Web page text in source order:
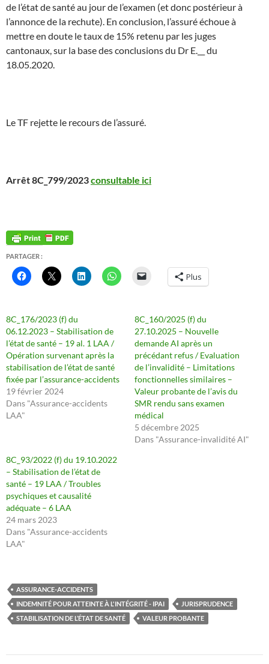
de l’état de santé au jour de l’examen (et donc postérieur à
l’annonce de la rechute). En conclusion, l’assuré échoue à
mettre en doute le taux de 15% retenu par les juges
cantonaux, sur la base des conclusions du Dr E.__ du
18.05.2020.
Le TF rejette le recours de l’assuré.
Arrêt 8C_799/2023consultable ici
PARTAGER :
Plus
8C_176/2023 (f) du
06.12.2023 – Stabilisation de
l’état de santé – 19 al. 1 LAA /
Opération survenant après la
stabilisation de l’état de santé
fixée par l’assurance-accidents
19 février 2024
Dans "Assurance-accidents
LAA"
8C_160/2025 (f) du
27.10.2025 – Nouvelle
demande AI après un
précédant refus / Evaluation
de l’invalidité – Limitations
fonctionnelles similaires –
Valeur probante de l’avis du
SMR rendu sans examen
médical
5 décembre 2025
Dans "Assurance-invalidité AI"
8C_93/2022 (f) du 19.10.2022
– Stabilisation de l’état de
santé – 19 LAA / Troubles
psychiques et causalité
adéquate – 6 LAA
24 mars 2023
Dans "Assurance-accidents
LAA"
ASSURANCE-ACCIDENTS
INDEMNITÉ POUR ATTEINTE À L'INTÉGRITÉ - IPAI
JURISPRUDENCE
STABILISATION DE L’ÉTAT DE SANTÉ
VALEUR PROBANTE